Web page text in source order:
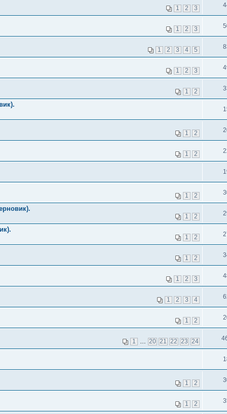
1 2 3
1 2 3
1 2 3 4 5
1 2 3
1 2
1 2
1 2
1 2
1 2
1 2
1 2
1 2 3
1 2 3 4
1 2
1 … 20 21 22 23 24
1 2
1 2